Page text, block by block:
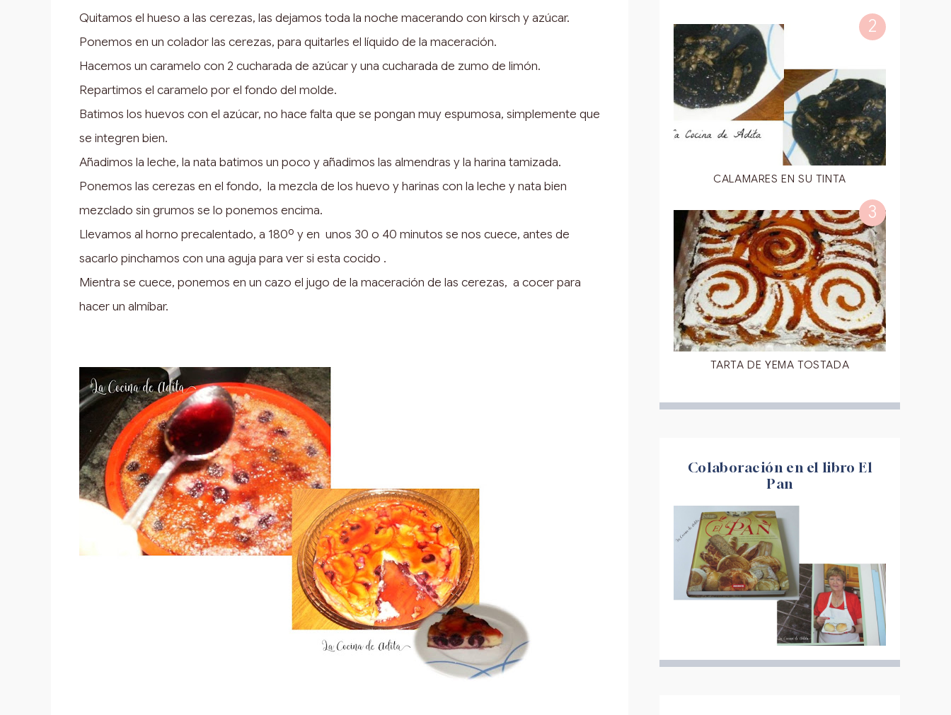
Quitamos el hueso a las cerezas, las dejamos toda la noche macerando con kirsch y azúcar.
Ponemos en un colador las cerezas, para quitarles el líquido de la maceración.
Hacemos un caramelo con 2 cucharada de azúcar y una cucharada de zumo de limón.
Repartimos el caramelo por el fondo del molde.
Batimos los huevos con el azúcar, no hace falta que se pongan muy espumosa, simplemente que
se integren bien.
Añadimos la leche, la nata batimos un poco y añadimos las almendras y la harina tamizada.
Ponemos las cerezas en el fondo, la mezcla de los huevo y harinas con la leche y nata bien
mezclado sin grumos se lo ponemos encima.
Llevamos al horno precalentado, a 180º y en unos 30 o 40 minutos se nos cuece, antes de
sacarlo pinchamos con una aguja para ver si esta cocido .
Mientra se cuece, ponemos en un cazo el jugo de la maceración de las cerezas, a cocer para
hacer un almíbar.
CALAMARES EN SU TINTA
TARTA DE YEMA TOSTADA
Colaboración en el libro El
Pan